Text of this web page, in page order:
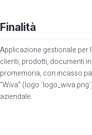
Finalità
Applicazione gestionale per
clienti, prodotti, documenti
promemoria, con incasso
“Wiva” (logo
aziendale.